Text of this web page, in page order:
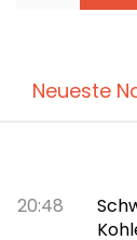
Neueste
20:48